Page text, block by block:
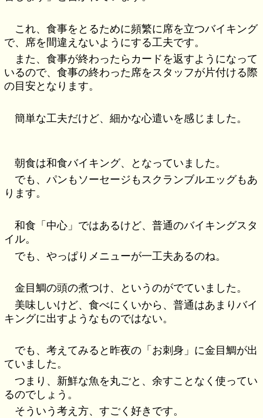
これ、食事をとるために頻繁に席を立つバイキング
で、席を間違えないようにする工夫です。
また、食事が終わったらカードを返すようになって
いるので、食事の終わった席をスタッフが片付ける際
の目安となります。
簡単な工夫だけど、細かな心遣いを感じました。
朝食は和食バイキング、となっていました。
でも、パンもソーセージもスクランブルエッグもあ
ります。
和食「中心」ではあるけど、普通のバイキングスタ
イル。
でも、やっぱりメニューが一工夫あるのね。
金目鯛の頭の煮つけ、というのがでていました。
美味しいけど、食べにくいから、普通はあまりバイ
キングに出すようなものではない。
でも、考えてみると昨夜の「お刺身」に金目鯛が出
ていました。
つまり、新鮮な魚を丸ごと、余すことなく使ってい
るのでしょう。
そういう考え方、すごく好きです。